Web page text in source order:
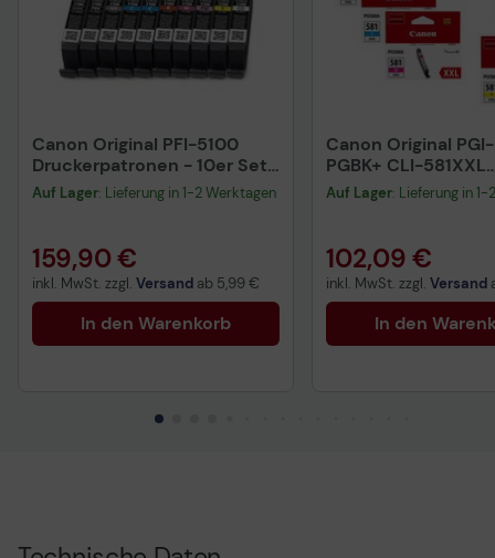
Canon Original PFI-5100
Druckerpatronen - 10er Set
Multipack C, M, Y, PBK, MBK,
GY, PC, PM, R, CO
Auf Lager: Lieferung in 1-2 Werktagen
159,90 €
inkl. MwSt. zzgl. Versand ab 5,99 €
In den Warenkorb
Canon Original
PGBK+ CLI-581XXL
Druckerpatronen
Multipack - BK/C/
Auf Lager: Lieferung in
102,09 €
inkl. MwSt. zzgl. Versand
In den